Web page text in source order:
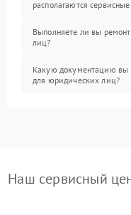
располагаются
Выполняете ли вы
лиц?
Какую документацию вы
для юридических лиц?
Наш сервисный